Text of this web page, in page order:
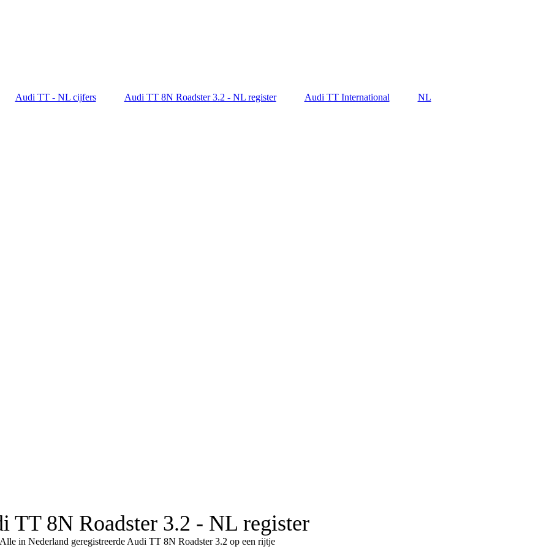
Audi TT - NL cijfers Audi TT 8N Roadster 3.2 - NL register Audi TT International NL
TT 8N Roadster 3.2 - NL register
Alle in Nederland geregistreerde Audi TT 8N Roadster 3.2 op een rijtje